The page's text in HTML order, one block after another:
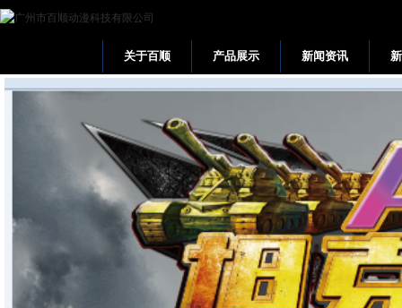
网站首页
关于百顺 产品展示 新闻资讯